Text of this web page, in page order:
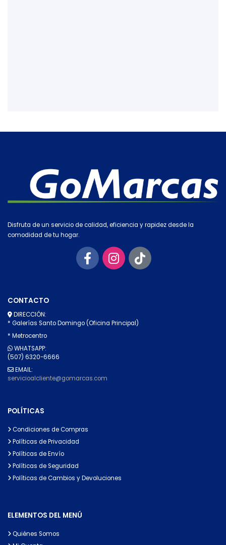
Disfruta de un servicio de calidad, eficiencia y rapidez desde la
comodidad de tu hogar.
CONTACTO
DIRECCIÓN:
* Galerías Santo Domingo (Oficina Principal)
* Metrocentro
WHATSAPP:
(507) 6320-6666
EMAIL:
servicioalcliente@gomarcas.com
POLÍTICAS
Condiciones de Compras
Políticas de Privacidad
Políticas de Envío
Políticas de Seguridad
Políticas de Cambios y Devoluciones
ELEMENTOS DEL MENÚ
Quiénes Somos